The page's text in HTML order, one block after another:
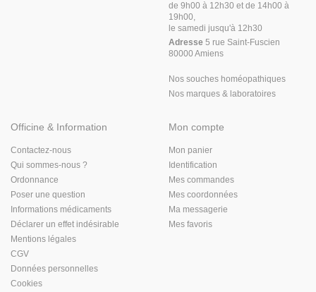
de 9h00 à 12h30 et de 14h00 à
19h00,
le samedi jusqu'à 12h30
Adresse 5 rue Saint-Fuscien
80000 Amiens
Nos souches homéopathiques
Nos marques & laboratoires
Officine & Information
Contactez-nous
Qui sommes-nous ?
Ordonnance
Poser une question
Informations médicaments
Déclarer un effet indésirable
Mentions légales
CGV
Données personnelles
Cookies
Mon compte
Mon panier
Identification
Mes commandes
Mes coordonnées
Ma messagerie
Mes favoris